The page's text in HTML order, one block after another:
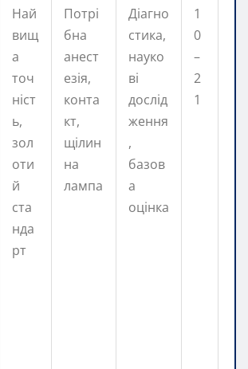
Най
вищ
а
точ
ніст
ь,
зол
оти
й
ста
нда
рт
Потрі
бна
анест
езія,
конта
кт,
щілин
на
лампа
Діагно
стика,
науко
ві
дослід
ження
,
базов
а
оцінка
1
0
–
2
1